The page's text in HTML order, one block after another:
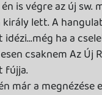
00:06:15 #062hv
volt gáz a karakter
Solot bírtam benne nagyon.
egy-két gyenge jelenete, és
lehetett, hogy meghal,
Jedi visszatérben ki akarta
Chewi, az kötelező...